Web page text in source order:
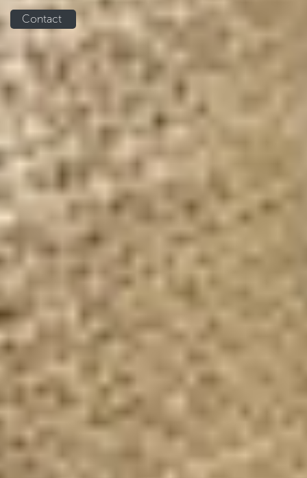
Contact